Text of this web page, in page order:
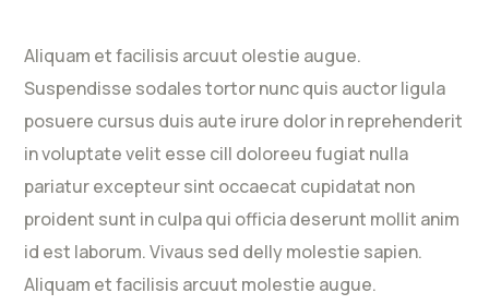
Aliquam et facilisis arcuut olestie augue.
Suspendisse sodales tortor nunc quis auctor ligula
posuere cursus duis aute irure dolor in reprehenderit
in voluptate velit esse cill doloreeu fugiat nulla
pariatur excepteur sint occaecat cupidatat non
proident sunt in culpa qui officia deserunt mollit anim
id est laborum. Vivaus sed delly molestie sapien.
Aliquam et facilisis arcuut molestie augue.